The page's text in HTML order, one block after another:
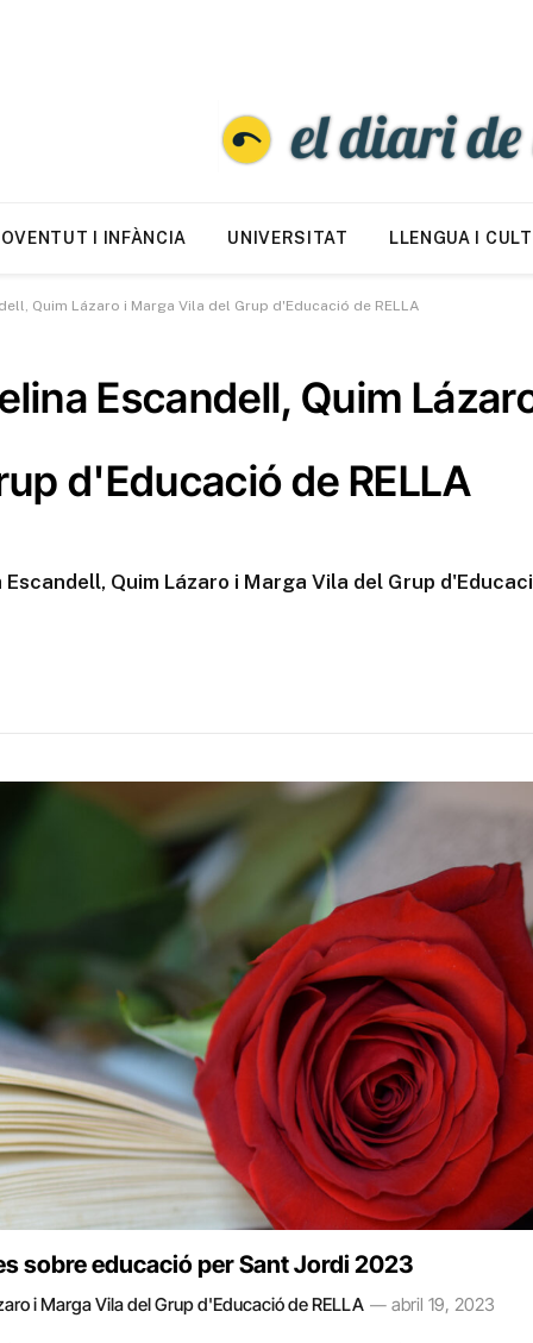
I INFÀNCIA UNIVERSITAT LLENGUA I
Quim Lázaro i Marga Vila del Grup d'Educació de RELLA
Escandell, Quim
d'Educació de RELLA
Quim Lázaro i Marga Vila del Grup
sobre educació per Sant Jordi 2023
i Marga Vila del Grup d'Educació de RELLA abril 19, 2023